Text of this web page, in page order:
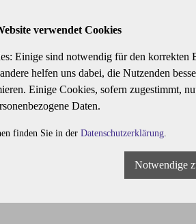
Haarfarbe von L'Oréal
wirkt wie eine pflegende
allen drei Zonen gezielt stärken und
Haltbarkeit.
langanhaltende, intensive Farbresultate
(bis zu 3 Tonhöhen) oder
verwendet Cookies
Einige sind notwendig für den korrekten
helfen uns dabei, die Nutzenden
Einige Cookies, sofern zugestimmt,
Daten.
finden Sie in der Datenschutzerklärung.
Notwendige